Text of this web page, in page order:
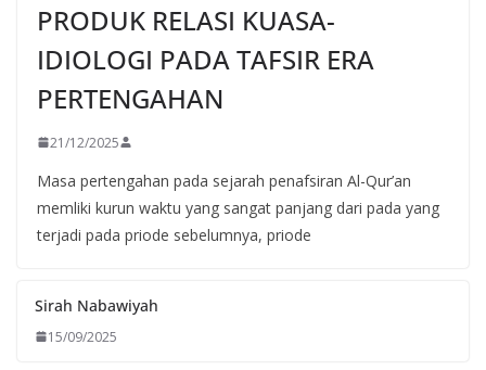
PRODUK RELASI KUASA-
IDIOLOGI PADA TAFSIR ERA
PERTENGAHAN
21/12/2025
Masa pertengahan pada sejarah penafsiran Al-Qur’an
memliki kurun waktu yang sangat panjang dari pada yang
terjadi pada priode sebelumnya, priode
Sirah Nabawiyah
15/09/2025